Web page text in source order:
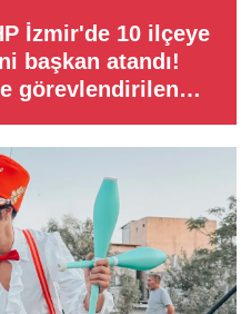
İzmir'de 10 ilçeye
başkan atandı!
görevlendirilen